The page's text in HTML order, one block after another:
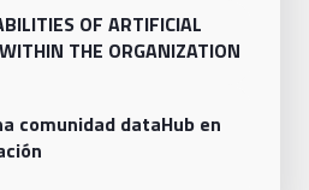
OF ARTIFICIAL
THE ORGANIZATION
comunidad dataHub en